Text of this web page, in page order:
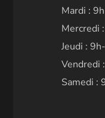
Mardi :
Mercredi
Jeudi :
Vendredi
Samedi :